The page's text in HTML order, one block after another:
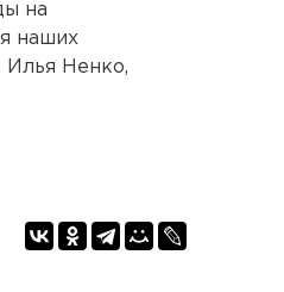
на
наших
Илья Ненко,